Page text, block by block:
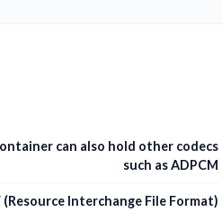
can also hold other codecs
such as ADPCM
(Resource Interchange File Format)